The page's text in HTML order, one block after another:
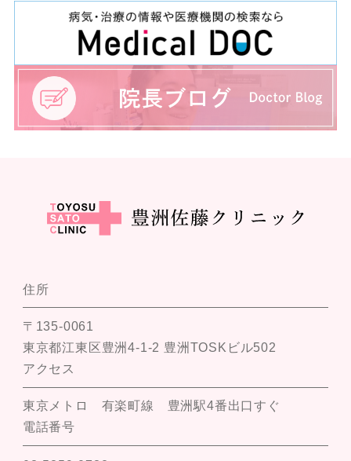
住所
〒135-0061
東京都江東区豊洲4-1-2 豊洲TOSKビル502
アクセス
東京メトロ 有楽町線 豊洲駅4番出口すぐ
電話番号